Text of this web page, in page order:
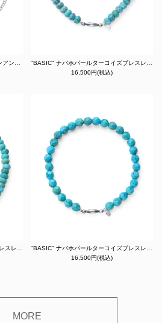
【限定展開】“LH-1”アンカーチェーンアンクレット/サージカルステンレス（金属アレルギー対応）
"BASIC" ナバホパールターコイズブレスレット（ボタンカット/6mmビーズ）
16,500円(税込)
16,500円(税込)
MORE